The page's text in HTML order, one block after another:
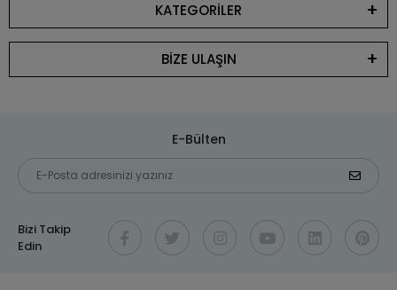
KATEGORİLER
BİZE ULAŞIN
E-Bülten
Bizi Takip
Edin